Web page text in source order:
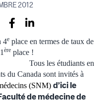
2012
4e place en termes de taux de
ère place !
Tous les étudiants en
du Canada sont invités à
(SNM) d’ici le
de médecine de